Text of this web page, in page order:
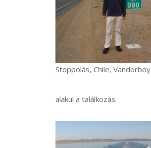
Stoppolás, Chile, Vandorboy
alakul a találkozás.